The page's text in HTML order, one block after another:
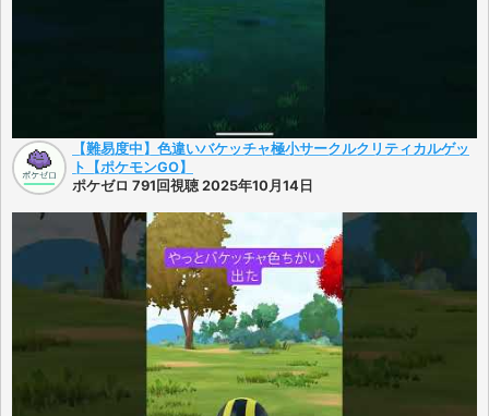
【難易度中】色違いバケッチャ極小サークルクリティカルゲッ
ト【ポケモンGO】
ポケゼロ 791回視聴 2025年10月14日